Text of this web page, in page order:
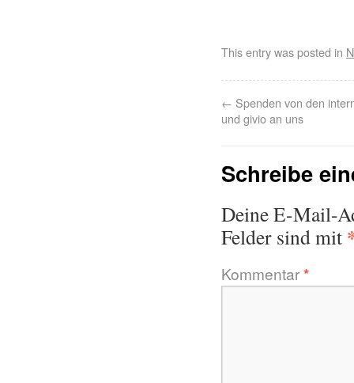
This entry was posted in
← Spenden von den
und givio an uns
Schreibe
Deine E-Mail-
Felder sind mit
Kommentar*